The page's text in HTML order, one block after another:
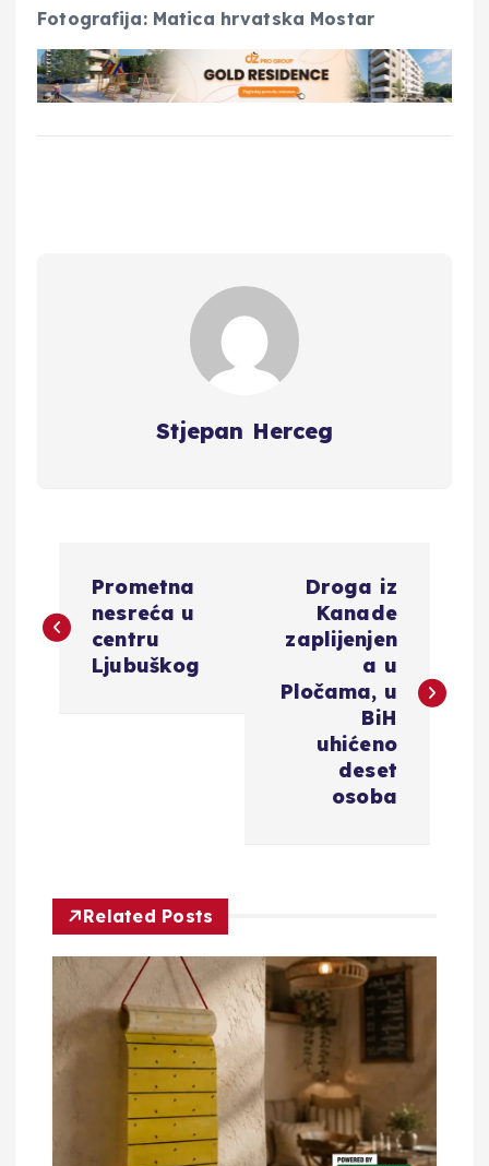
Fotografija: Matica hrvatska Mostar
Stjepan Herceg
a
c
a
Prometna
nesreća u
centru
Ljubuškog
Droga iz
Kanade
zaplijenjen
a u
Pločama, u
BiH
uhićeno
deset
osoba
Related Posts